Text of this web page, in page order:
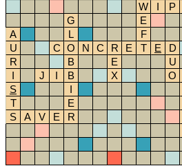
W
I P
G
E
A
L F
U
C O N C R E T E D
R
B E U
I
J I B X O
S
I
T
E
S
A V E R